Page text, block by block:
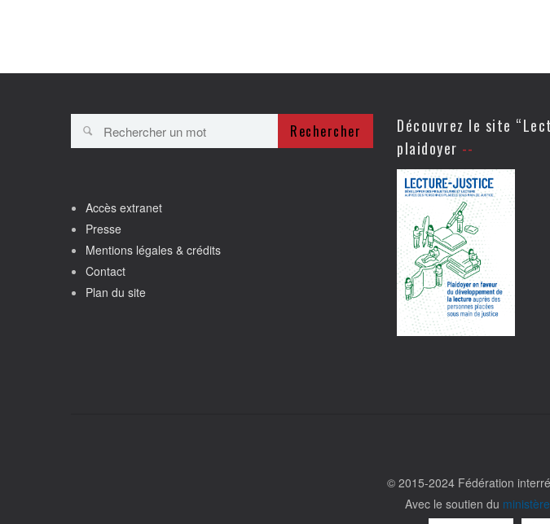
Rechercher
Accès extranet
Presse
Mentions légales & crédits
Contact
Plan du site
Découvrez le site
plaidoyer
© 2015-2024 Fédération
Avec le soutien du